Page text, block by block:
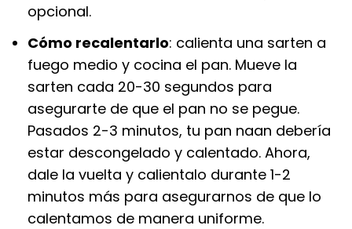
opcional.
Cómo recalentarlo: calienta una sarten a
fuego medio y cocina el pan. Mueve la
sarten cada 20-30 segundos para
asegurarte de que el pan no se pegue.
Pasados 2-3 minutos, tu pan naan debería
estar descongelado y calentado. Ahora,
dale la vuelta y calientalo durante 1-2
minutos más para asegurarnos de que lo
calentamos de manera uniforme.